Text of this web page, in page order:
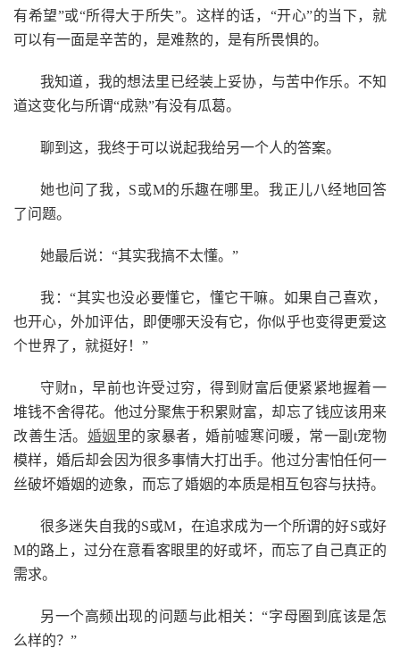
有希望”或“所得大于所失”。这样的话，“开心”的当下，就
可以有一面是辛苦的，是难熬的，是有所畏惧的。
我知道，我的想法里已经装上妥协，与苦中作乐。不知
道这变化与所谓“成熟”有没有瓜葛。
聊到这，我终于可以说起我给另一个人的答案。
她也问了我，S或M的乐趣在哪里。我正儿八经地回答
了问题。
她最后说：“其实我搞不太懂。”
我：“其实也没必要懂它，懂它干嘛。如果自己喜欢，
也开心，外加评估，即便哪天没有它，你似乎也变得更爱这
个世界了，就挺好！”
守财n，早前也许受过穷，得到财富后便紧紧地握着一
堆钱不舍得花。他过分聚焦于积累财富，却忘了钱应该用来
改善生活。 婚姻 里的家暴者，婚前嘘寒问暖，常一副t宠物
模样，婚后却会因为很多事情大打出手。他过分害怕任何一
丝破坏婚姻的迹象，而忘了婚姻的本质是相互包容与扶持。
很多迷失自我的S或M，在追求成为一个所谓的好S或好
M的路上，过分在意看客眼里的好或坏，而忘了自己真正的
需求。
另一个高频出现的问题与此相关：“字母圈到底该是怎
么样的？”